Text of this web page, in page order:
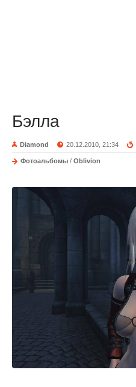
Бэлла
Diamond 20.12.2010, 21:34
Фотоальбомы / Oblivion